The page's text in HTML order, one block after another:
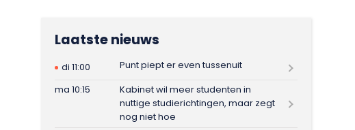
Laatste nieuws
di 11:00
Punt piept er even tussenuit
ma 10:15
Kabinet wil meer studenten in
nuttige studierichtingen, maar zegt
nog niet hoe